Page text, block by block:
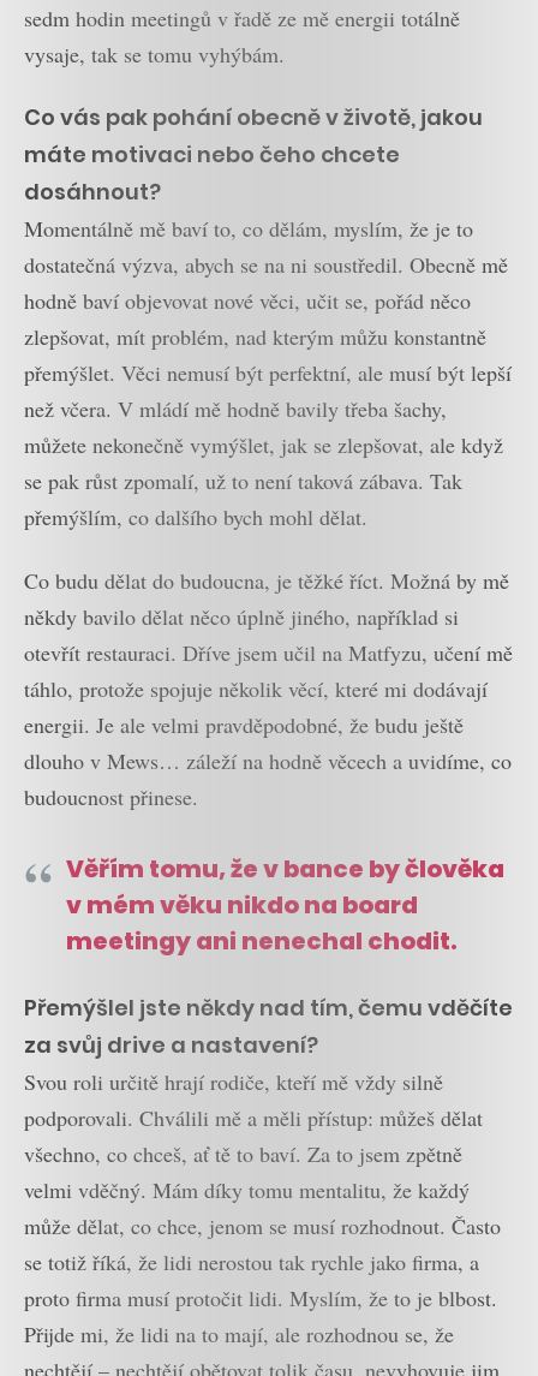
sedm hodin meetingů v řadě ze mě energii totálně
vysaje, tak se tomu vyhýbám.
Co vás pak pohání obecně v životě, jakou
máte motivaci nebo čeho chcete
dosáhnout?
Momentálně mě baví to, co dělám, myslím, že je to
dostatečná výzva, abych se na ni soustředil. Obecně mě
hodně baví objevovat nové věci, učit se, pořád něco
zlepšovat, mít problém, nad kterým můžu konstantně
přemýšlet. Věci nemusí být perfektní, ale musí být lepší
než včera. V mládí mě hodně bavily třeba šachy,
můžete nekonečně vymýšlet, jak se zlepšovat, ale když
se pak růst zpomalí, už to není taková zábava. Tak
přemýšlím, co dalšího bych mohl dělat.
Co budu dělat do budoucna, je těžké říct. Možná by mě
někdy bavilo dělat něco úplně jiného, například si
otevřít restauraci. Dříve jsem učil na Matfyzu, učení mě
táhlo, protože spojuje několik věcí, které mi dodávají
energii. Je ale velmi pravděpodobné, že budu ještě
dlouho v Mews… záleží na hodně věcech a uvidíme, co
budoucnost přinese.
Věřím tomu, že v bance by člověka
v mém věku nikdo na board
meetingy ani nenechal chodit.
Přemýšlel jste někdy nad tím, čemu vděčíte
za svůj drive a nastavení?
Svou roli určitě hrají rodiče, kteří mě vždy silně
podporovali. Chválili mě a měli přístup: můžeš dělat
všechno, co chceš, ať tě to baví. Za to jsem zpětně
velmi vděčný. Mám díky tomu mentalitu, že každý
může dělat, co chce, jenom se musí rozhodnout. Často
se totiž říká, že lidi nerostou tak rychle jako firma, a
proto firma musí protočit lidi. Myslím, že to je blbost.
Přijde mi, že lidi na to mají, ale rozhodnou se, že
nechtějí – nechtějí obětovat tolik času, nevyhovuje jim